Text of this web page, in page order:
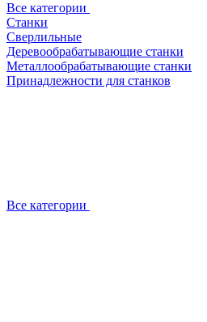
Все категории
Станки
Сверлильные
Деревообрабатывающие станки
Металлообрабатывающие станки
Принадлежности для станков
Все категории